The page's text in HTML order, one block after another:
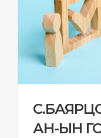
АН-ЫН